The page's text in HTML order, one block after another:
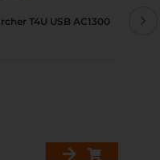
T4U USB AC1300